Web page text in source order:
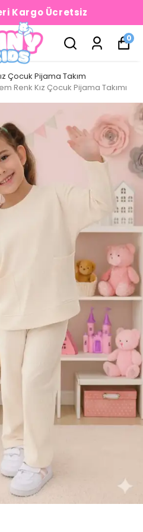
Kargo Ücretsiz
0
Çocuk Pijama Takım
Renk Kız Çocuk Pijama Takımı